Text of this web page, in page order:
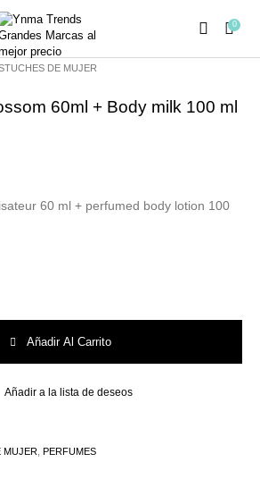
0
DE MUJER
60ml + Body milk 100 ml
60 ml + perfumed body lotion 100
Añadir Al Carrito
Añadir a la lista de deseos
MUJER ,PERFUMES